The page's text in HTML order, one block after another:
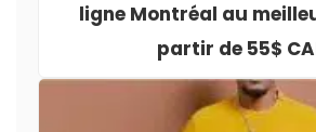
ligne Montréal au
partir de 55$